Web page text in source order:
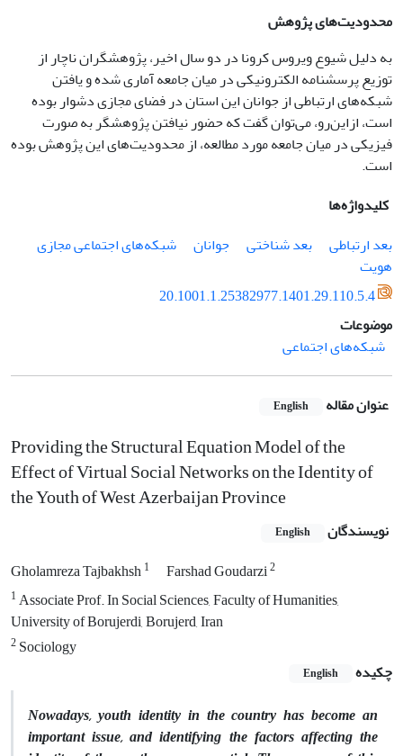
محدودیت‌های پژوهش
به دلیل شیوع ویروس کرونا در دو سال اخیر، پژوهشگران ناچار از
توزیع پرسشنامه الکترونیکی در میان جامعه ‌آماری شده و یافتن
شبکه‌های ارتباطی از جوانان این استان در فضای مجازی دشوار بوده
است‌، از‌این‌رو، می‌توان گفت که حضور نیافتن پژوهشگر به صورت
فیزیکی در میان جامعه مورد مطالعه، از محدودیت‌های این پژوهش بوده
است.
کلیدواژه‌ها
بعد ارتباطی
بعد شناختی جوانان
شبکه‌های اجتماعی مجازی
هویت
20.1001.1.25382977.1401.29.110.5.4
موضوعات
شبکه‌های اجتماعی
عنوان مقاله English
Providing the Structural Equation Model of the
Effect of Virtual Social Networks on the Identity of
the Youth of West Azerbaijan Province
نویسندگان English
Gholamreza Tajbakhsh1 Farshad Goudarzi2
1Associate Prof. In Social Sciences, Faculty of Humanities,
University of Borujerdi, Borujerd, Iran
2Sociology
چکیده
English
Nowadays, youth identity in the country has become an
important issue, and identifying the factors affecting the